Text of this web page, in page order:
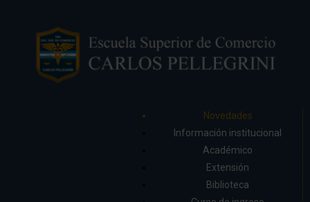
Novedades
Información institucional
Académico
Extensión
Biblioteca